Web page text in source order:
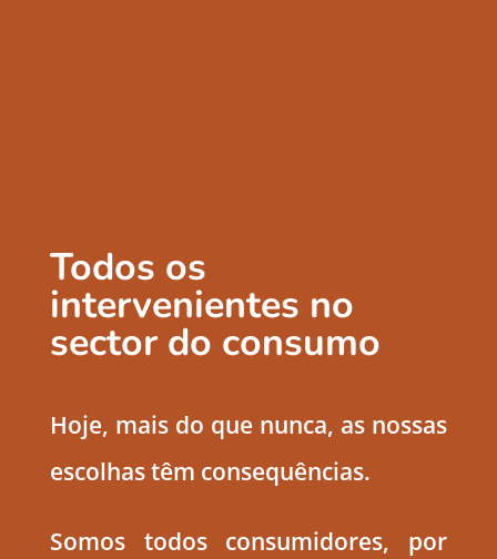
Todos os
intervenientes no
sector do consumo
Hoje, mais do que nunca, as nossas
escolhas têm consequências.
Somos todos consumidores, por